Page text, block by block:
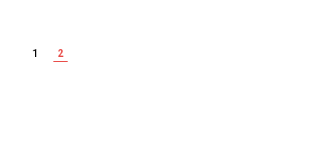
1 2